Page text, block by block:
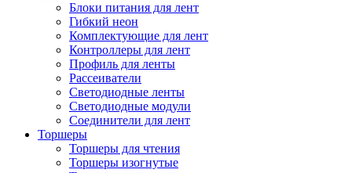
Блоки питания для лент
Гибкий неон
Комплектующие для лент
Контроллеры для лент
Профиль для ленты
Рассеиватели
Светодиодные ленты
Светодиодные модули
Соединители для лент
Торшеры
Торшеры для чтения
Торшеры изогнутые